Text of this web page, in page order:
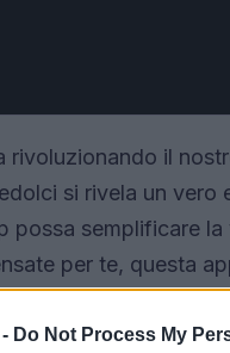
Do Not Process My
rivoluzionando il
si rivela un vero
possa semplificare
per te, questa
Dalla consultazione
per tenerti